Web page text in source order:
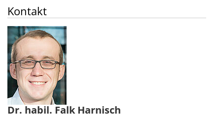
Kontakt
Dr. habil. Falk Harnisch